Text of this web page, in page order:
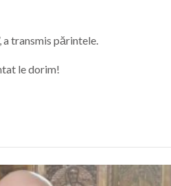
a transmis părintele.
le dorim!